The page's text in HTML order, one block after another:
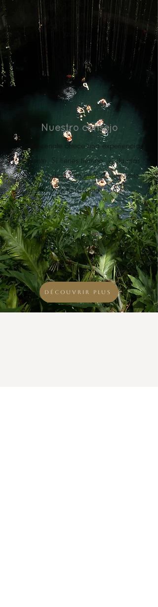
a la mayoría de ellos y regresar a
descansar después de un día de
aventura.
Nuestro consejo
Cada cenote ofrece una experiencia
diferente. Si tienes tiempo, visita más
de uno y descubre cuál se convierte
en tu favorito.
Découvrir plus